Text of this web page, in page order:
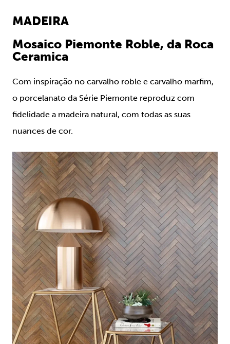
MADEIRA
Mosaico Piemonte Roble, da Roca
Ceramica
Com inspiração no carvalho roble e carvalho marfim,
o porcelanato da Série Piemonte reproduz com
fidelidade a madeira natural, com todas as suas
nuances de cor.